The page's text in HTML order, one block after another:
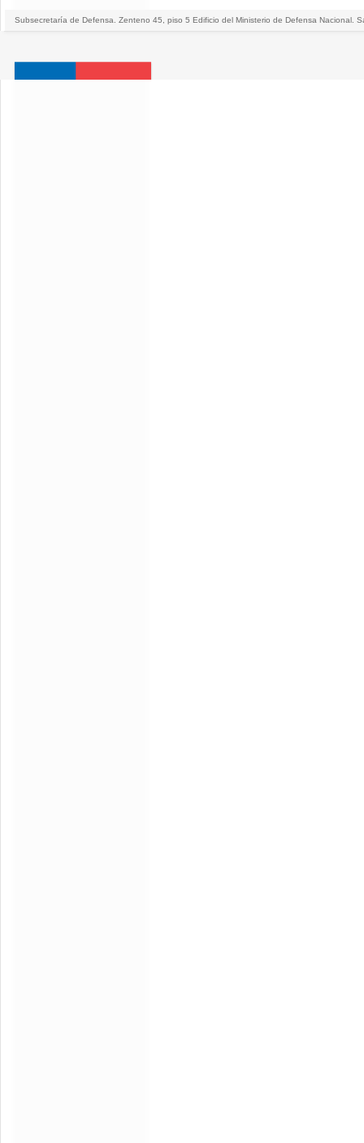
Subsecretaría de Defensa. Zenteno 45, piso 5 Edificio del Ministerio de Defensa Nacional.